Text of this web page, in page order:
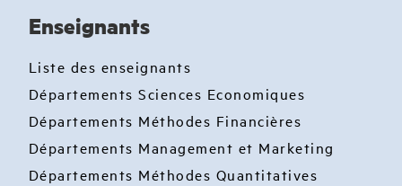
Enseignants
Liste des enseignants
Départements Sciences Economiques
Départements Méthodes Financières
Départements Management et Marketing
Départements Méthodes Quantitatives